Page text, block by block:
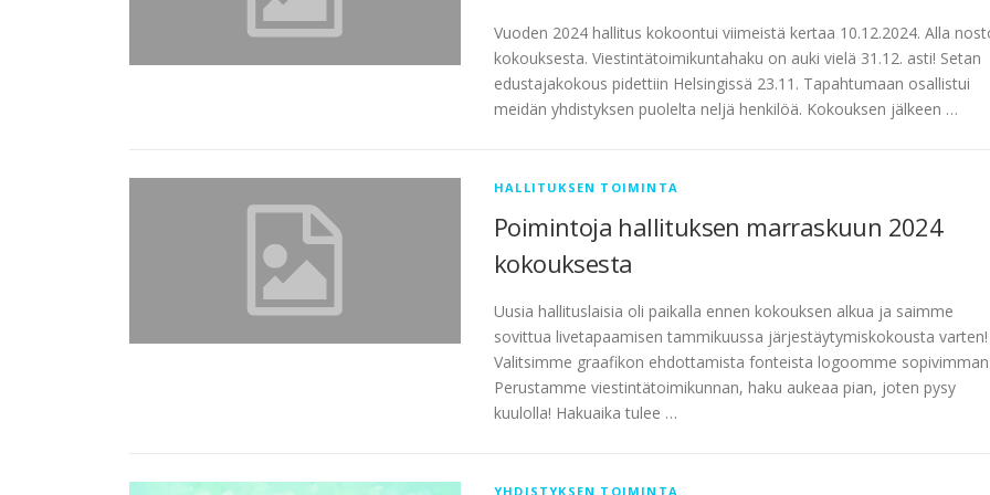
Vuoden 2024 hallitus kokoontui viimeistä kertaa 10.12.2024. Alla
kokouksesta. Viestintätoimikuntahaku on auki vielä 31.12. asti! Setan
edustajakokous pidettiin Helsingissä 23.11. Tapahtumaan osallistui
meidän yhdistyksen puolelta neljä henkilöä. Kokouksen jälkeen …
HALLITUKSEN TOIMINTA
Poimintoja hallituksen marraskuun 2024
kokouksesta
Uusia hallituslaisia oli paikalla ennen kokouksen alkua ja saimme
sovittua livetapaamisen tammikuussa järjestäytymiskokousta varten!
Valitsimme graafikon ehdottamista fonteista logoomme
Perustamme viestintätoimikunnan, haku aukeaa pian, joten pysy
kuulolla! Hakuaika tulee …
YHDISTYKSEN TOIMINTA